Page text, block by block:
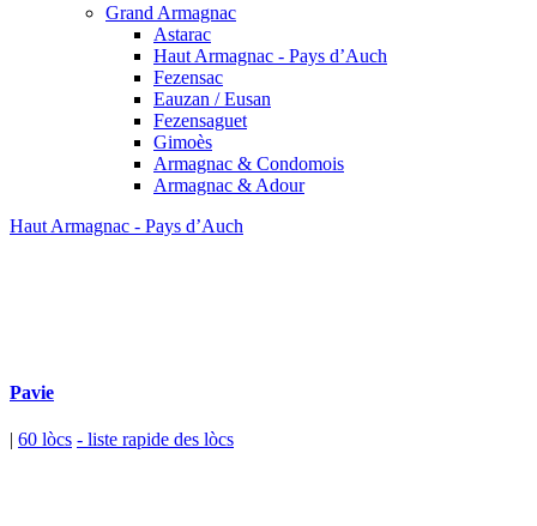
Grand Armagnac
Astarac
Haut Armagnac - Pays d’Auch
Fezensac
Eauzan / Eusan
Fezensaguet
Gimoès
Armagnac & Condomois
Armagnac & Adour
Haut Armagnac - Pays d’Auch
Pavie
| 60 lòcs - liste rapide des lòcs